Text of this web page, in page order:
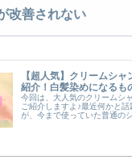
改善されない
【超人気】クリームシ
紹介！白髪染めになるも
今回は、大人気のクリームシ
ご紹介しますよ♪最近何かと
が、今まで使っていた普通の
そこで、今回は人気のクリー